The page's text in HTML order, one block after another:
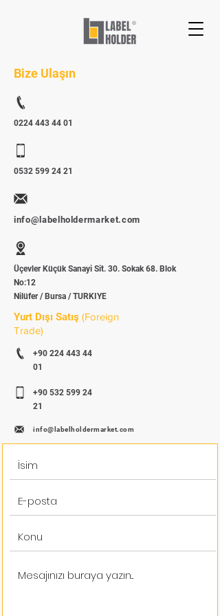
Bize Ulaşın
0224 443 44 01
0532 599 24 21
info@labelholdermarket.com
Üçevler Küçük Sanayi Sit. 30. Sokak 68. Blok
No:12
Nilüfer / Bursa / TURKIYE
Yurt Dışı Satış (Foreign
Trade)
+90 224 443 44
01
+90 532 599 24
21
info@labelholdermarket.com